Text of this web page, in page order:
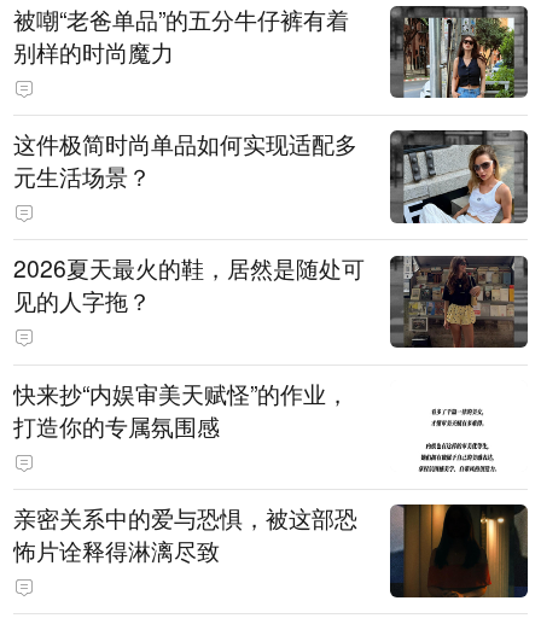
被嘲“老爸单品”的五分牛仔裤有着
别样的时尚魔力
这件极简时尚单品如何实现适配多
元生活场景？
2026夏天最火的鞋，居然是随处可
见的人字拖？
快来抄“内娱审美天赋怪”的作业，
打造你的专属氛围感
亲密关系中的爱与恐惧，被这部恐
怖片诠释得淋漓尽致